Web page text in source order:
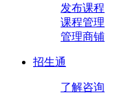
发布课程
课程管理
管理商铺
招生通
了解咨询